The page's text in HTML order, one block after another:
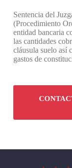
Sentencia del
(Procedimiento
entidad bancaria
las cantidades
cláusula suelo así
gastos de